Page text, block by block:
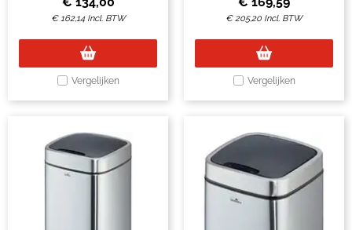
€162,14 Incl. BTW
Vergelijken
€205,20 Incl. BTW
Vergelijken